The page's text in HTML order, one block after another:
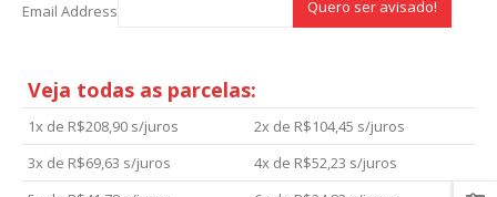
Email Address
Veja todas as parcelas:
1x de R$208,90 s/juros 2x de R$104,45 s/juros
3x de R$69,63 s/juros 4x de R$52,23 s/juros